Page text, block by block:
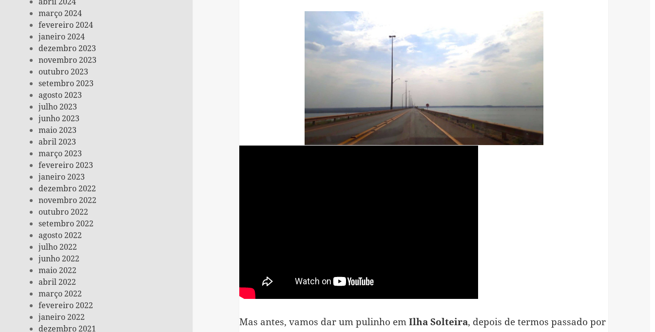
março 2024
fevereiro 2024
janeiro 2024
dezembro 2023
novembro 2023
outubro 2023
setembro 2023
agosto 2023
julho 2023
junho 2023
maio 2023
abril 2023
março 2023
fevereiro 2023
janeiro 2023
dezembro 2022
novembro 2022
outubro 2022
setembro 2022
agosto 2022
julho 2022
junho 2022
maio 2022
abril 2022
março 2022
fevereiro 2022
janeiro 2022
dezembro 2021
Mas antes, vamos dar um pulinho emIlha Solteira, depois de termos passado por